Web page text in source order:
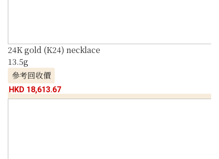
24K gold (K24) necklace
13.5g
參考回收價
HKD 18,613.67